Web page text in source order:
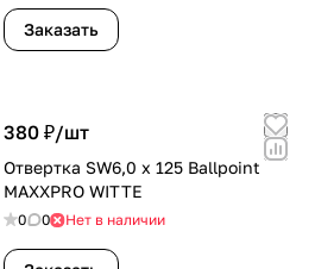
Заказать
380 ₽/шт
Отвертка SW6,0 х 125 Ballpoint
MAXXPRO WITTE
0 0 Нет в наличии